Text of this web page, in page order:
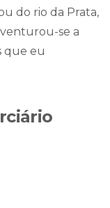
do rio da Prata,
se a
que eu